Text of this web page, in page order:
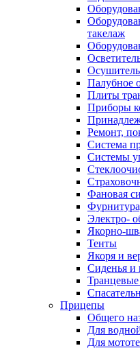
такелаж
Палубное
Плиты
Приборы
Ремонт,
Система
Системы
Фановая
Электро-
Якорно-
Тенты
Якоря и
Сиденья и
Транцевые
Прицепы
Общего
Для
Для